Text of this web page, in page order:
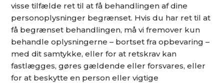
visse tilfælde ret til at få behandlingen af dine
personoplysninger begrænset. Hvis du har ret til at
få begrænset behandlingen, må vi fremover kun
behandle oplysningerne – bortset fra opbevaring –
med dit samtykke, eller for at retskrav kan
fastlægges, gøres gældende eller forsvares, eller
for at beskytte en person eller vigtige